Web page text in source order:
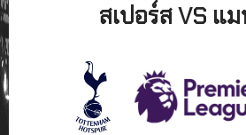
สเปอร์ส VS แ